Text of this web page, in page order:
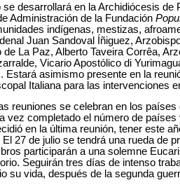
se desarrollará en la Archidiócesis
Administración de la Fundación
indígenas, mestizas,
Juan Sandoval Íñiguez,
de La Paz, Alberto Taveira Corrêa,
Vicario Apostólico di
. Estará asimismo presente en la
Italiana para las intervenciones
reuniones se celebran en los
vez completado el número de
en la última reunión, tener este
27 de julio se tendrá una rueda de
participarán a una solemne
Seguirán tres días de intenso
su vida, después de la segunda